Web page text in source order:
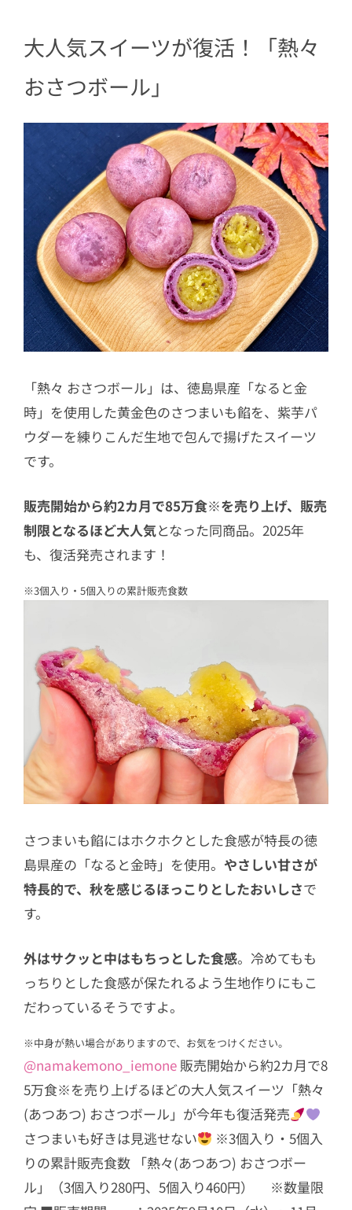
大人気スイーツが復活！「熱々
おさつボール」
「熱々 おさつボール」は、徳島県産「なると金
時」を使用した黄金色のさつまいも餡を、紫芋パ
ウダーを練りこんだ生地で包んで揚げたスイーツ
です。
販売開始から約2カ月で85万食※を売り上げ、販売
制限となるほど大人気となった同商品。2025年
も、復活発売されます！
※3個入り・5個入りの累計販売食数
さつまいも餡にはホクホクとした食感が特長の徳
島県産の「なると金時」を使用。 やさしい甘さが
特長的で、秋を感じるほっこりとしたおいしさで
す。
外はサクッと中はもちっとした食感。冷めてもも
っちりとした食感が保たれるよう生地作りにもこ
だわっているそうですよ。
※中身が熱い場合がありますので、お気をつけください。
@namakemono_iemone 販売開始から約2カ月で8
5万食※を売り上げるほどの大人気スイーツ「熱々
(あつあつ) おさつボール」が今年も復活発売
さつまいも好きは見逃せない
※3個入り・5個入
りの累計販売食数 「熱々(あつあつ) おさつボー
ル」（3個入り280円、5個入り460円） ※数量限